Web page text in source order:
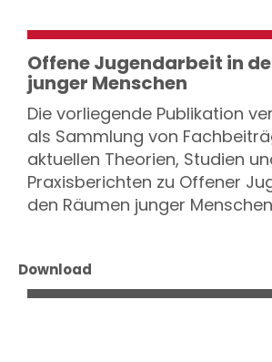
Offene Jugendarbeit in
junger Menschen
Die vorliegende Publikation
als Sammlung von
aktuellen Theorien, Studien
Praxisberichten zu Offener
den Räumen junger
Download